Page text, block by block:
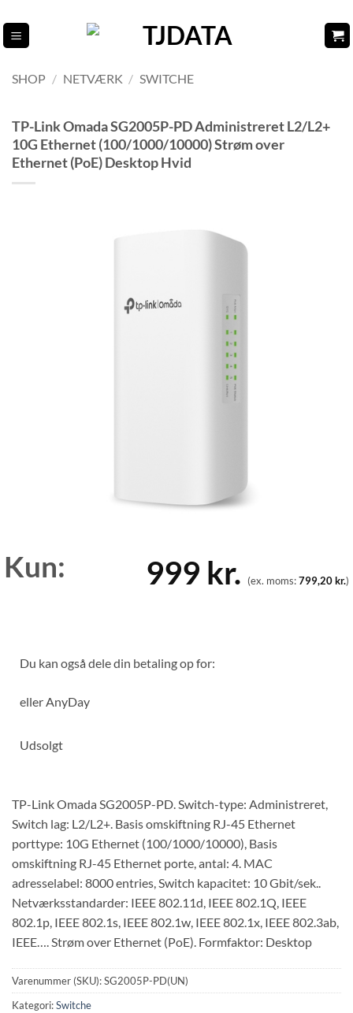
til
indhold
SHOP / NETVÆRK / SWITCHE
TP-Link Omada SG2005P-PD Administreret L2/L2+
10G Ethernet (100/1000/10000) Strøm over
Ethernet (PoE) Desktop Hvid
Kun: 999 kr. (ex. moms:799,20kr.)
Du kan også dele din betaling op for:
eller AnyDay
Udsolgt
TP-Link Omada SG2005P-PD. Switch-type: Administreret,
Switch lag: L2/L2+. Basis omskiftning RJ-45 Ethernet
porttype: 10G Ethernet (100/1000/10000), Basis
omskiftning RJ-45 Ethernet porte, antal: 4. MAC
adresselabel: 8000 entries, Switch kapacitet: 10 Gbit/sek..
Netværksstandarder: IEEE 802.11d, IEEE 802.1Q, IEEE
802.1p, IEEE 802.1s, IEEE 802.1w, IEEE 802.1x, IEEE 802.3ab,
IEEE…. Strøm over Ethernet (PoE). Formfaktor: Desktop
Varenummer (SKU):SG2005P-PD(UN)
Kategori:Switche